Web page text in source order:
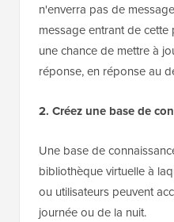
n'enverra pas de
message entrant de
une chance de mettre à
réponse, en réponse au
2. Créez une base de
Une base de
bibliothèque virtuelle à
ou utilisateurs peuvent
journée ou de la nuit.